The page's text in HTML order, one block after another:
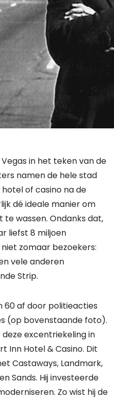
Vegas in het teken van de
namen de hele stad
of casino na de
dé ideale manier om
wassen. Ondanks dat,
liefst 8 miljoen
zomaar bezoekers:
vele anderen
Strip.
60 af door politieacties
(op bovenstaande foto).
excentriekeling in
Inn Hotel & Casino. Dit
Castaways, Landmark,
Sands. Hij investeerde
Zo wist hij de